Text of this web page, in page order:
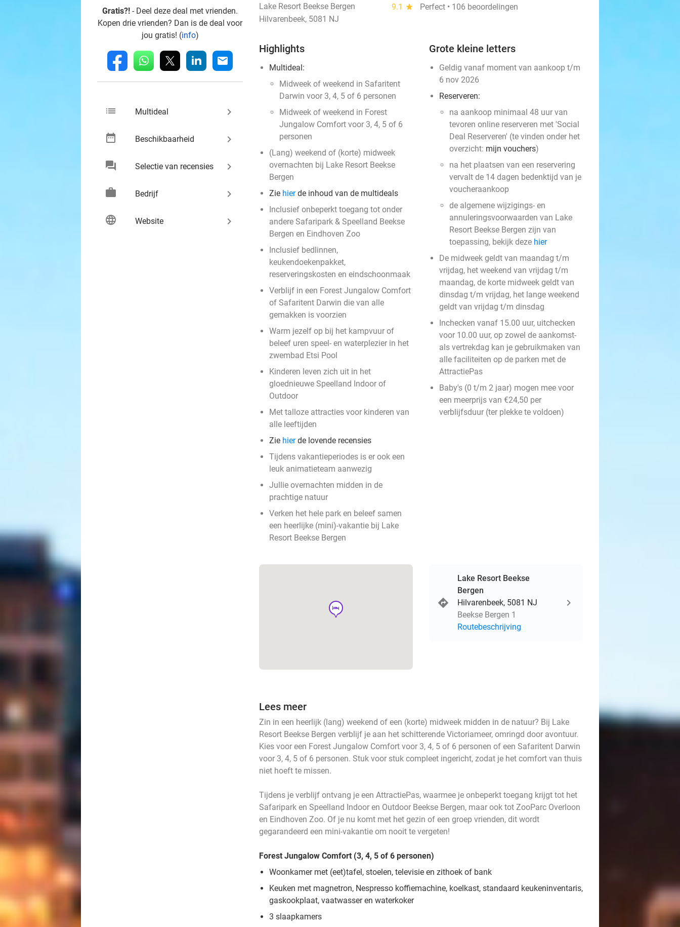
Gratis?! - Deel deze deal met vrienden.
Kopen drie vrienden? Dan is de deal voor
jou gratis! (info)
fb whatsapp linkedin mail
list Multideal keyboard_arrow_right
date_range Beschikbaarheid keyboard_arrow_right
chat Selectie van recensies keyboard_arrow_right
work Bedrijf keyboard_arrow_right
language Website keyboard_arrow_right
Lake Resort Beekse Bergen 9.1 star
Perfect • 106 beoordelingen
Hilvarenbeek, 5081 NJ
Highlights
Multideal:
Midweek of weekend in Safaritent
Darwin voor 3, 4, 5 of 6 personen
Midweek of weekend in Forest
Jungalow Comfort voor 3, 4, 5 of 6
personen
(Lang) weekend of (korte) midweek
overnachten bij Lake Resort Beekse
Bergen
Zie hierde inhoud van de multideals
Inclusief onbeperkt toegang tot onder
andere Safaripark & Speelland Beekse
Bergen en Eindhoven Zoo
Inclusief bedlinnen,
keukendoekenpakket,
reserveringskosten en eindschoonmaak
Verblijf in een Forest Jungalow Comfort
of Safaritent Darwin die van alle
gemakken is voorzien
Warm jezelf op bij het kampvuur of
beleef uren speel- en waterplezier in het
zwembad Etsi Pool
Kinderen leven zich uit in het
gloednieuwe Speelland Indoor of
Outdoor
Met talloze attracties voor kinderen van
alle leeftijden
Zie hierde lovende recensies
Tijdens vakantieperiodes is er ook een
leuk animatieteam aanwezig
Jullie overnachten midden in de
prachtige natuur
Verken het hele park en beleef samen
een heerlijke (mini)-vakantie bij Lake
Resort Beekse Bergen
Grote kleine letters
Geldig vanaf moment van aankoop t/m
6 nov 2026
Reserveren:
na aankoop minimaal 48 uur van
tevoren online reserveren met 'Social
Deal Reserveren' (te vinden onder het
overzicht: mijn vouchers)
na het plaatsen van een reservering
vervalt de 14 dagen bedenktijd van je
voucheraankoop
de algemene wijzigings- en
annuleringsvoorwaarden van Lake
Resort Beekse Bergen zijn van
toepassing, bekijk deze hier
De midweek geldt van maandag t/m
vrijdag, het weekend van vrijdag t/m
maandag, de korte midweek geldt van
dinsdag t/m vrijdag, het lange weekend
geldt van vrijdag t/m dinsdag
Inchecken vanaf 15.00 uur, uitchecken
voor 10.00 uur, op zowel de aankomst-
als vertrekdag kan je gebruikmaken van
alle faciliteiten op de parken met de
AttractiePas
Baby's (0 t/m 2 jaar) mogen mee voor
een meerprijs van €24,50 per
verblijfsduur (ter plekke te voldoen)
hotel
Lake Resort Beekse
Bergen
Hilvarenbeek, 5081 NJ
Beekse Bergen 1
Routebeschrijving
Lees meer
Zin in een heerlijk (lang) weekend of een (korte) midweek midden in de natuur? Bij Lake
Resort Beekse Bergen verblijf je aan het schitterende Victoriameer, omringd door avontuur.
Kies voor een Forest Jungalow Comfort voor 3, 4, 5 of 6 personen of een Safaritent Darwin
voor 3, 4, 5 of 6 personen. Stuk voor stuk compleet ingericht, zodat je het comfort van thuis
niet hoeft te missen.
Tijdens je verblijf ontvang je een AttractiePas, waarmee je onbeperkt toegang krijgt tot het
Safaripark en Speelland Indoor en Outdoor Beekse Bergen, maar ook tot ZooParc Overloon
en Eindhoven Zoo. Of je nu komt met het gezin of een groep vrienden, dit wordt
gegarandeerd een mini-vakantie om nooit te vergeten!
Forest Jungalow Comfort (3, 4, 5 of 6 personen)
Woonkamer met (eet)tafel, stoelen, televisie en zithoek of bank
Keuken met magnetron, Nespresso koffiemachine, koelkast, standaard keukeninventaris,
gaskookplaat, vaatwasser en waterkoker
3 slaapkamers